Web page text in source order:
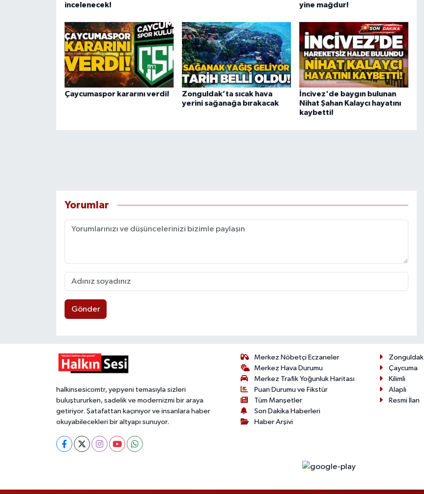
incelenecek!
yine mağdur!
Çaycumaspor kararını verdi!
Zonguldak’ta sıcak hava
yerini sağanağa bırakacak
İncivez'de baygın bulunan
Nihat Şahan Kalaycı hayatını
kaybetti!
Yorumlar
Gönder
halkinsesicomtr, yepyeni temasıyla sizleri
buluştururken, sadelik ve modernizmi bir araya
getiriyor. Şatafattan kaçınıyor ve insanlara haber
okuyabilecekleri bir altyapı sunuyor.
Merkez Nöbetçi Eczaneler
Merkez Hava Durumu
Merkez Trafik Yoğunluk Haritası
Puan Durumu ve Fikstür
Tüm Manşetler
Son Dakika Haberleri
Haber Arşivi
Zonguldak
Çaycuma
Kilimli
Alaplı
Resmi İlan